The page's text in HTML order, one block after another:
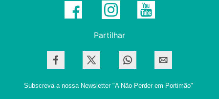
Partilhar
Subscreva a nossa Newsletter "A Não Perder em Portimão"